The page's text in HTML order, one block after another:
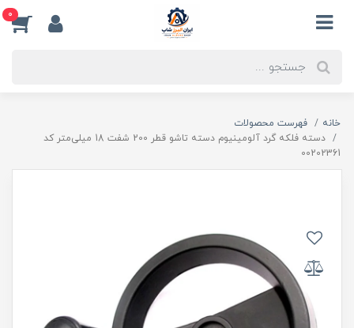
0
خانه
فهرست محصولات
دسته فلکه گرد آلومینیوم دسته تاشو قطر 200 شفت 18 میلی‌متر کد
00202361